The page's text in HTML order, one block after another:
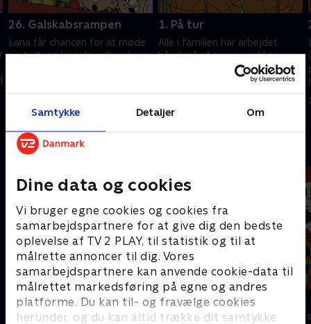
Samtykke Detaljer Om
Dine data og cookies
Vi bruger egne cookies og cookies fra
samarbejdspartnere for at give dig den bedste
oplevelse af TV 2 PLAY, til statistik og til at
målrette annoncer til dig. Vores
samarbejdspartnere kan anvende cookie-data til
målrettet markedsføring på egne og andres
platforme. Du kan til- og fravælge cookies
herunder, og du kan altid trække dit samtykke
26. Galskabsrampen
Lana får chancen for at møde
sin helt, og Lincoln indser, hvor
1. På tur
Alle i familien har arbejdet
hårdt på at spare op til en
familieferie. Men på køreturen
til deres destination går alt,
hvad der kan gå galt for
familien, galt.
Andre så også
Mashas eventyr
Børneserier • 1 sæsoner
Miraculous
Børneserier • 3